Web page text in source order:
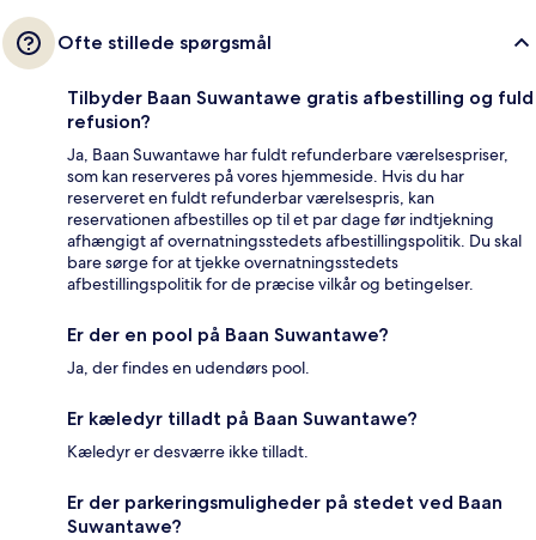
Ofte stillede spørgsmål
Tilbyder Baan Suwantawe gratis afbestilling og fuld
refusion?
Ja, Baan Suwantawe har fuldt refunderbare værelsespriser,
som kan reserveres på vores hjemmeside. Hvis du har
reserveret en fuldt refunderbar værelsespris, kan
reservationen afbestilles op til et par dage før indtjekning
afhængigt af overnatningsstedets afbestillingspolitik. Du skal
bare sørge for at tjekke overnatningsstedets
afbestillingspolitik for de præcise vilkår og betingelser.
Er der en pool på Baan Suwantawe?
Ja, der findes en udendørs pool.
Er kæledyr tilladt på Baan Suwantawe?
Kæledyr er desværre ikke tilladt.
Er der parkeringsmuligheder på stedet ved Baan
Suwantawe?